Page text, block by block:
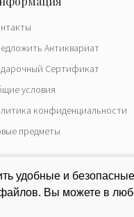
Антиквариат
Сертификат
условия
конфиденциальности
предметы
удобные и
Вы можете в